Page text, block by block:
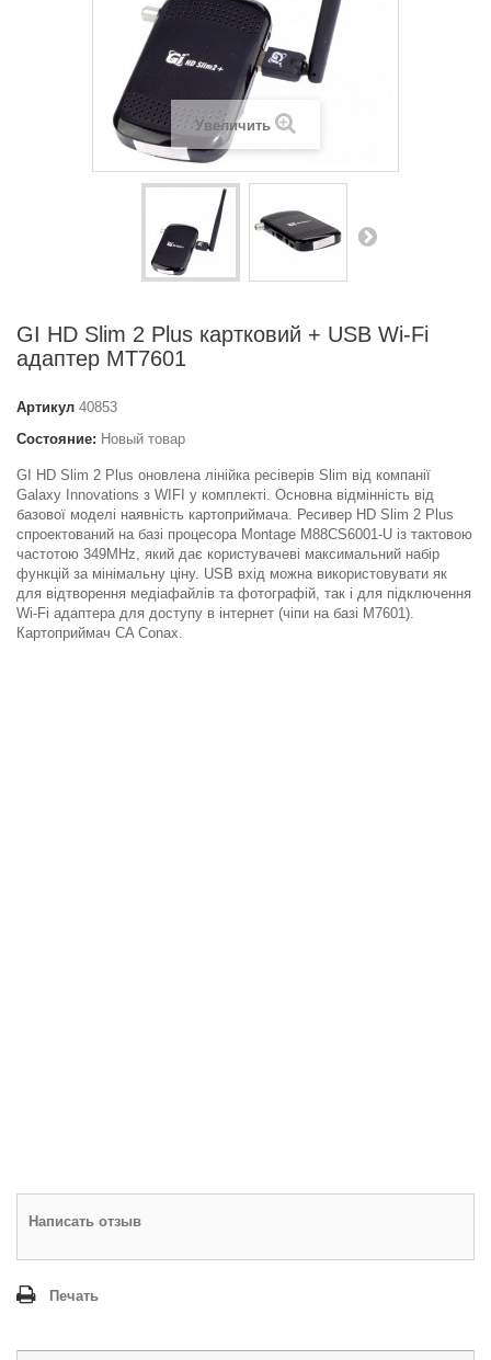
Увеличить
GI HD Slim 2 Plus картковий + USB Wi-Fi
адаптер MT7601
Артикул 40853
Состояние: Новый товар
GI HD Slim 2 Plus оновлена лінійка ресіверів Slim від компанії
Galaxy Innovations з WIFI у комплекті. Основна відмінність від
базової моделі наявність картоприймача. Ресивер HD Slim 2 Plus
спроектований на базі процесора Montage M88CS6001-U із тактовою
частотою 349MHz, який дає користувачеві максимальний набір
функцій за мінімальну ціну. USB вхід можна використовувати як
для відтворення медіафайлів та фотографій, так і для підключення
Wi-Fi адаптера для доступу в інтернет (чіпи на базі M7601).
Картоприймач CA Conax.
Написать отзыв
Печать